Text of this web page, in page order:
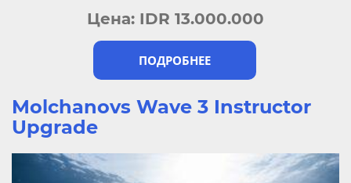
ПОДРОБНЕЕ
Цена: IDR 13.000.000
Molchanovs Wave 3 Instructor
Upgrade